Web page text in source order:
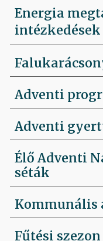
Energia
Adventi
Adventi
Élő Adventi
séták
Fűtési